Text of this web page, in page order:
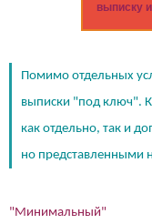
выписку
Помимо отдельных
выписки "под ключ".
как отдельно, так и
но представленными
"Минимальный"